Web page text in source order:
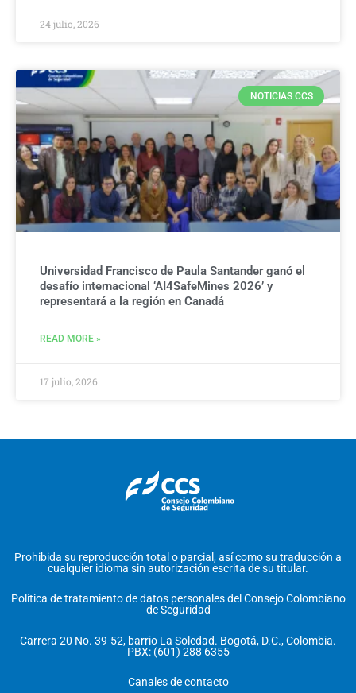
24 julio, 2026
NOTICIAS CCS
Universidad Francisco de Paula Santander ganó el
desafío internacional ‘AI4SafeMines 2026’ y
representará a la región en Canadá
READ MORE »
17 julio, 2026
Prohibida su reproducción total o parcial, así como su traducción a
cualquier idioma sin autorización escrita de su titular.
Política de tratamiento de datos personales del Consejo Colombiano
de Seguridad
Carrera 20 No. 39-52, barrio La Soledad. Bogotá, D.C., Colombia.
PBX: (601) 288 6355
Canales de contacto